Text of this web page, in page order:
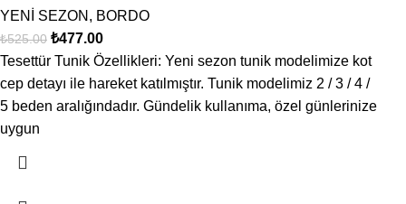
YENİ SEZON , BORDO
₺525.00 ₺477.00
Tesettür Tunik Özellikleri: Yeni sezon tunik modelimize kot
cep detayı ile hareket katılmıştır. Tunik modelimiz 2 / 3 / 4 /
5 beden aralığındadır. Gündelik kullanıma, özel günlerinize
uygun